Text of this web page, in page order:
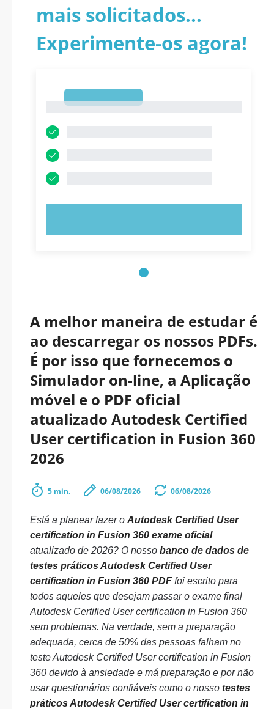
mais solicitados...
Experimente-os agora!
A melhor maneira de estudar é
ao descarregar os nossos PDFs.
É por isso que fornecemos o
Simulador on-line, a Aplicação
móvel e o PDF oficial
atualizado Autodesk Certified
User certification in Fusion 360
2026
5 min. 06/08/2026 06/08/2026
Está a planear fazer o Autodesk Certified User
certification in Fusion 360 exame oficial
atualizado de 2026? O nosso banco de dados de
testes práticos Autodesk Certified User
certification in Fusion 360 PDF foi escrito para
todos aqueles que desejam passar o exame final
Autodesk Certified User certification in Fusion 360
sem problemas. Na verdade, sem a preparação
adequada, cerca de 50% das pessoas falham no
teste Autodesk Certified User certification in Fusion
360 devido à ansiedade e má preparação e por não
usar questionários confiáveis como o nosso testes
práticos Autodesk Certified User certification in